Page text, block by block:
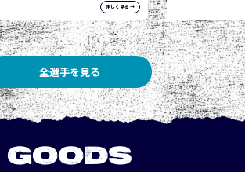
詳しく見る →
全選手を見る
GOODS